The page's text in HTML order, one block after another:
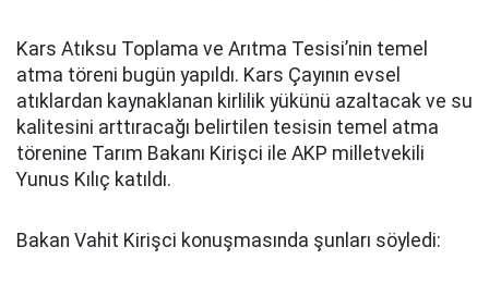
Kars Atıksu Toplama ve Arıtma Tesisi’nin temel
atma töreni bugün yapıldı. Kars Çayının evsel
atıklardan kaynaklanan kirlilik yükünü azaltacak ve su
kalitesini arttıracağı belirtilen tesisin temel atma
törenine Tarım Bakanı Kirişci ile AKP milletvekili
Yunus Kılıç katıldı.
Bakan Vahit Kirişci konuşmasında şunları söyledi: